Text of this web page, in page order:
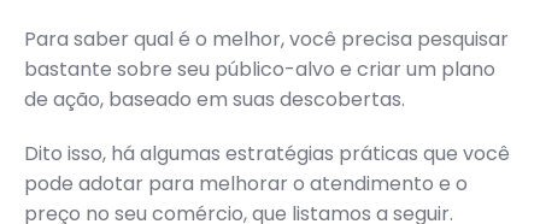
Para saber qual é o melhor, você precisa pesquisar
bastante sobre seu público-alvo e criar um plano
de ação, baseado em suas descobertas.
Dito isso, há algumas estratégias práticas que você
pode adotar para melhorar o atendimento e o
preço no seu comércio, que listamos a seguir.